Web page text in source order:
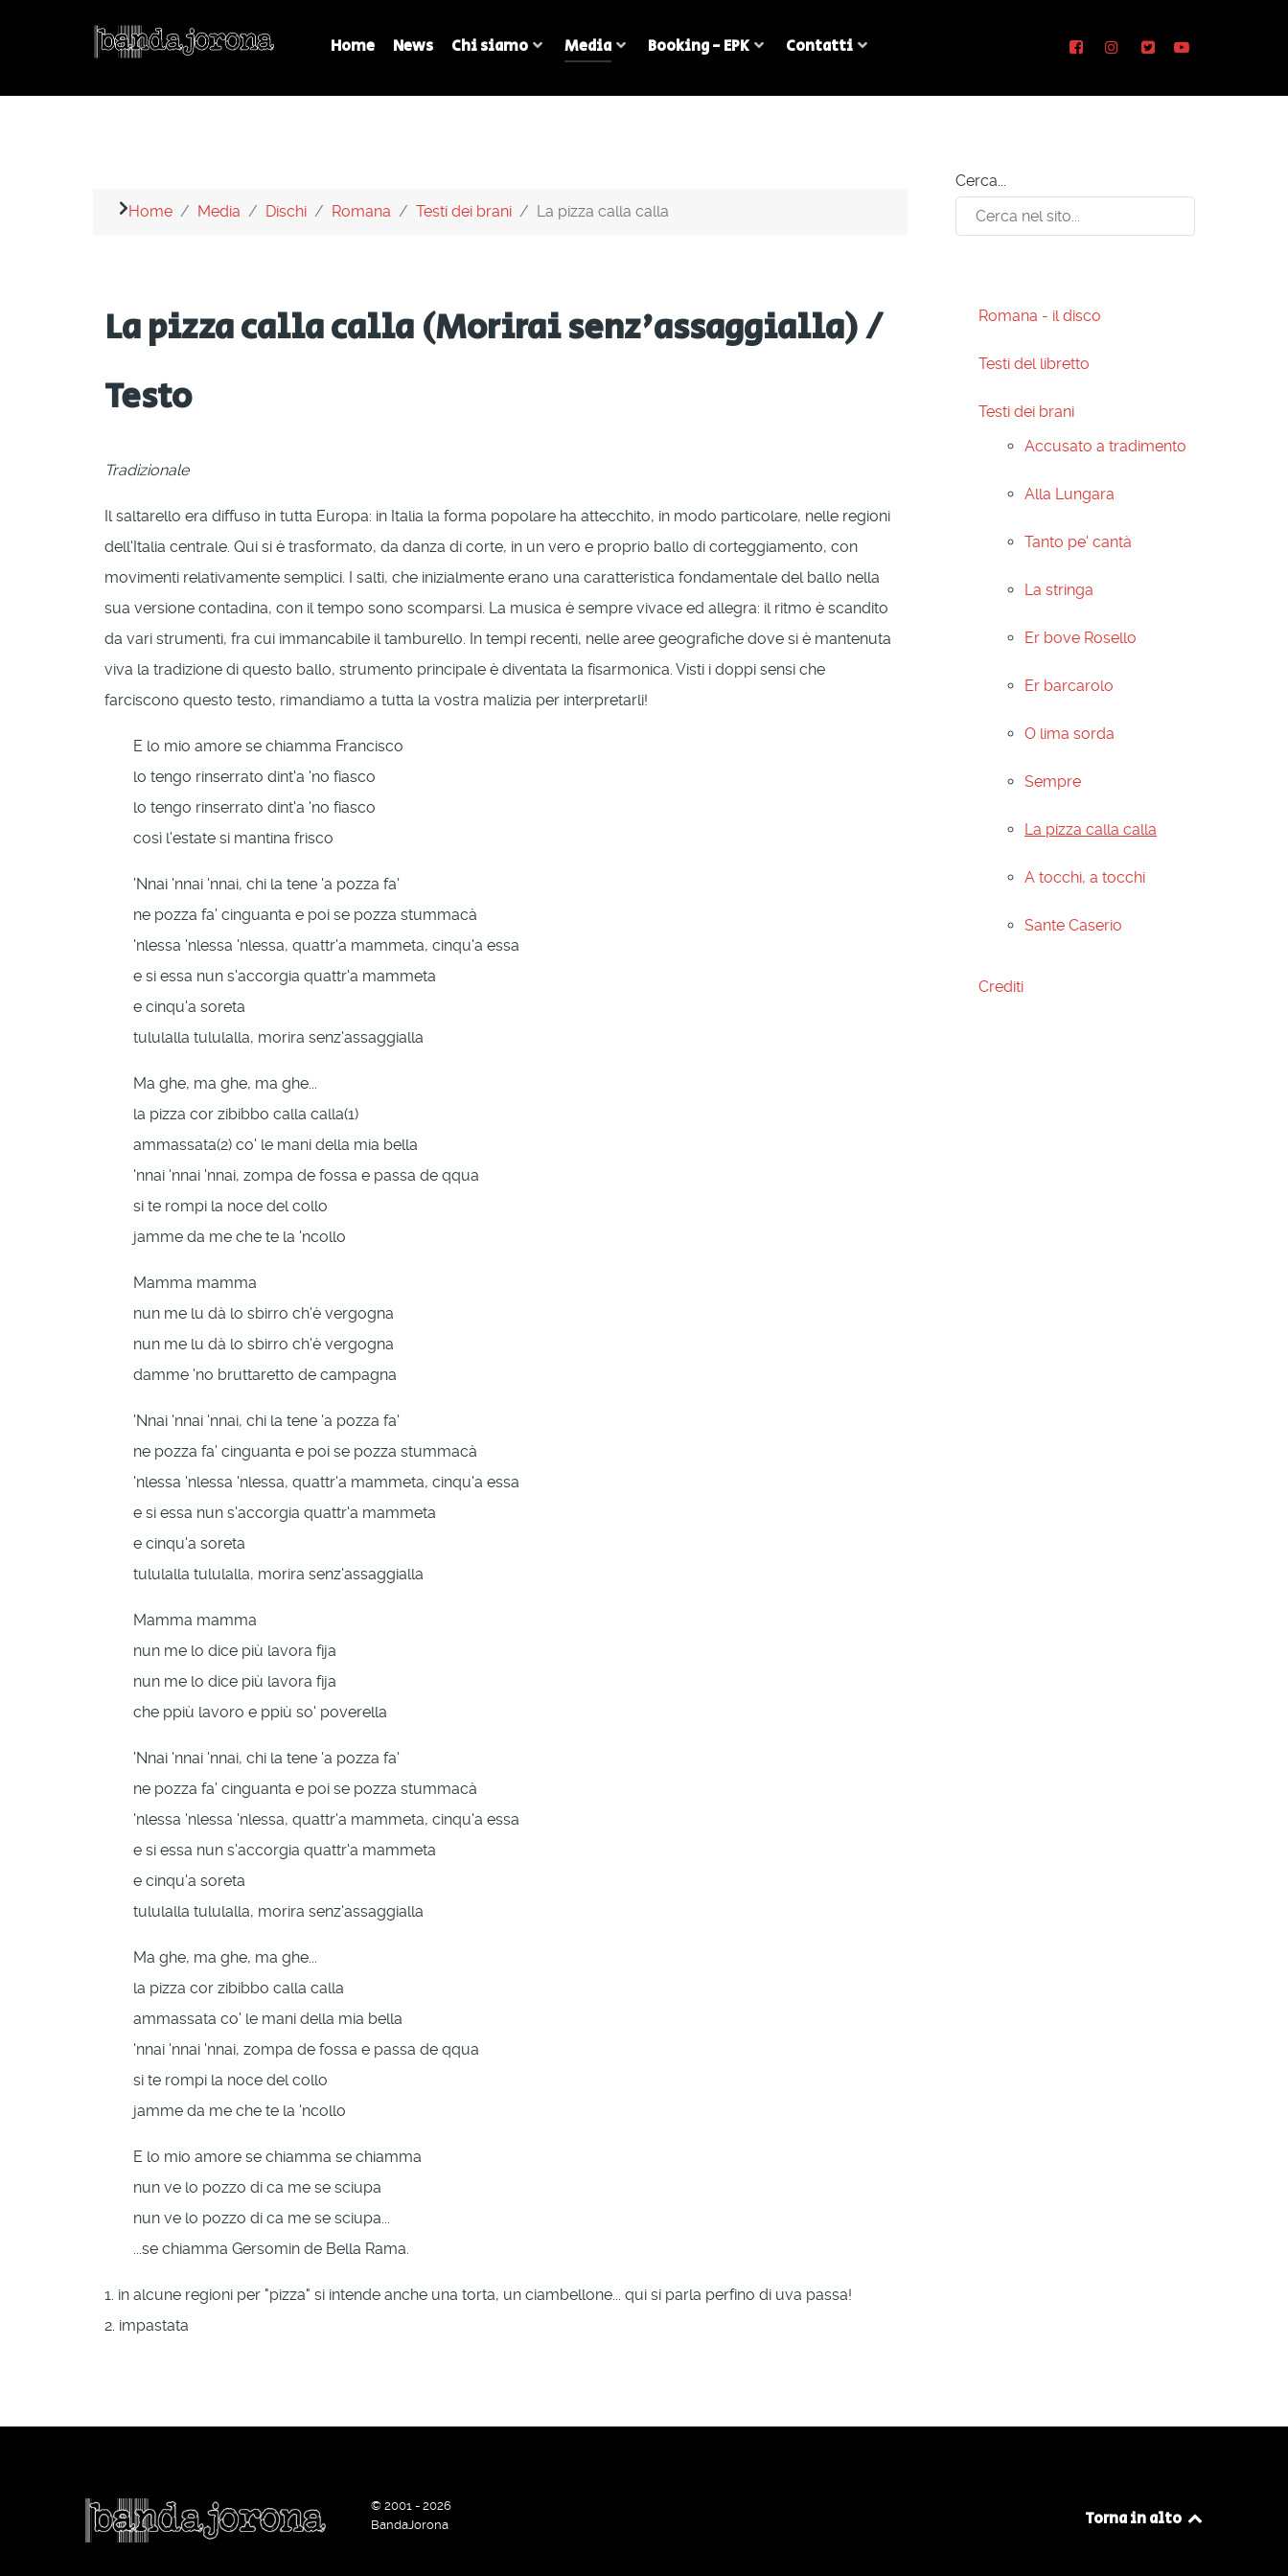
Home News Chi siamo Media Booking - EPK Contatti
Home Media Dischi Romana Testi dei brani La pizza calla calla
La pizza calla calla (Morirai senz'assaggialla) /
Testo
Tradizionale
Il saltarello era diffuso in tutta Europa: in Italia la forma popolare ha attecchito, in modo particolare, nelle regioni
dell'Italia centrale. Qui si è trasformato, da danza di corte, in un vero e proprio ballo di corteggiamento, con
movimenti relativamente semplici. I salti, che inizialmente erano una caratteristica fondamentale del ballo nella
sua versione contadina, con il tempo sono scomparsi. La musica è sempre vivace ed allegra: il ritmo è scandito
da vari strumenti, fra cui immancabile il tamburello. In tempi recenti, nelle aree geografiche dove si è mantenuta
viva la tradizione di questo ballo, strumento principale è diventata la fisarmonica. Visti i doppi sensi che
farciscono questo testo, rimandiamo a tutta la vostra malizia per interpretarli!
E lo mio amore se chiamma Francisco
lo tengo rinserrato dint'a 'no fiasco
lo tengo rinserrato dint'a 'no fiasco
così l'estate si mantina frisco
'Nnai 'nnai 'nnai, chi la tene 'a pozza fa'
ne pozza fa' cinguanta e poi se pozza stummacà
'nlessa 'nlessa 'nlessa, quattr'a mammeta, cinqu'a essa
e si essa nun s'accorgia quattr'a mammeta
e cinqu'a soreta
tululalla tululalla, morira senz'assaggialla
Ma ghe, ma ghe, ma ghe...
la pizza cor zibibbo calla calla(1)
ammassata(2) co' le mani della mia bella
'nnai 'nnai 'nnai, zompa de fossa e passa de qqua
si te rompi la noce del collo
jamme da me che te la 'ncollo
Mamma mamma
nun me lu dà lo sbirro ch'è vergogna
nun me lu dà lo sbirro ch'è vergogna
damme 'no bruttaretto de campagna
'Nnai 'nnai 'nnai, chi la tene 'a pozza fa'
ne pozza fa' cinguanta e poi se pozza stummacà
'nlessa 'nlessa 'nlessa, quattr'a mammeta, cinqu'a essa
e si essa nun s'accorgia quattr'a mammeta
e cinqu'a soreta
tululalla tululalla, morira senz'assaggialla
Mamma mamma
nun me lo dice più lavora fija
nun me lo dice più lavora fija
che ppiù lavoro e ppiù so' poverella
'Nnai 'nnai 'nnai, chi la tene 'a pozza fa'
ne pozza fa' cinguanta e poi se pozza stummacà
'nlessa 'nlessa 'nlessa, quattr'a mammeta, cinqu'a essa
e si essa nun s'accorgia quattr'a mammeta
e cinqu'a soreta
tululalla tululalla, morira senz'assaggialla
Ma ghe, ma ghe, ma ghe...
la pizza cor zibibbo calla calla
ammassata co' le mani della mia bella
'nnai 'nnai 'nnai, zompa de fossa e passa de qqua
si te rompi la noce del collo
jamme da me che te la 'ncollo
E lo mio amore se chiamma se chiamma
nun ve lo pozzo di ca me se sciupa
nun ve lo pozzo di ca me se sciupa...
...se chiamma Gersomin de Bella Rama.
1. in alcune regioni per "pizza" si intende anche una torta, un ciambellone... qui si parla perfino di uva passa!
2. impastata
Cerca...
Romana - il disco
Testi del libretto
Testi dei brani
Accusato a tradimento
Alla Lungara
Tanto pe' cantà
La stringa
Er bove Rosello
Er barcarolo
O lima sorda
Sempre
La pizza calla calla
A tocchi, a tocchi
Sante Caserio
Crediti
© 2001 - 2026
BandaJorona
Torna in alto